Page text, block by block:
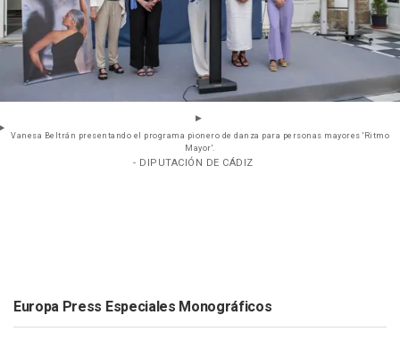
Vanesa Beltrán presentando el programa pionero de danza para personas mayores 'Ritmo
Mayor'.
- DIPUTACIÓN DE CÁDIZ
Europa Press Especiales Monográficos